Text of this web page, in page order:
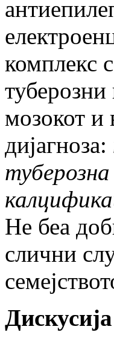
комплекс
мозокот и
дијагноза:
Не беа
слични
Дискусија